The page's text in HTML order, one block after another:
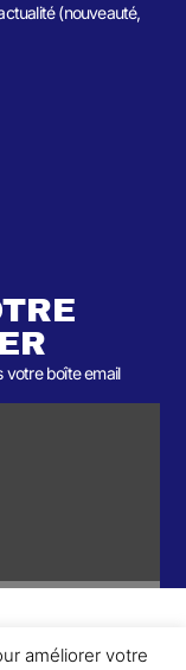
(nouveauté,
votre boîte email
améliorer votre